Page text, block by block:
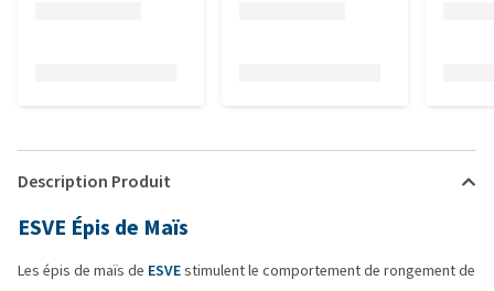
Description Produit
ESVE Épis de Maïs
Les épis de maïs de ESVEstimulent le comportement de rongement de